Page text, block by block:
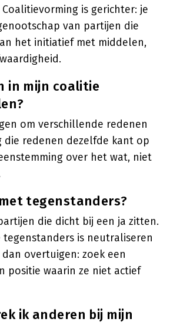
is gerichter: je
van partijen die
het initiatief met middelen,
in mijn coalitie
om verschillende redenen
die redenen dezelfde kant op
over het wat, niet
tegenstanders?
die dicht bij een ja zitten.
tegenstanders is neutraliseren
overtuigen: zoek een
positie waarin ze niet actief
ik anderen bij mijn